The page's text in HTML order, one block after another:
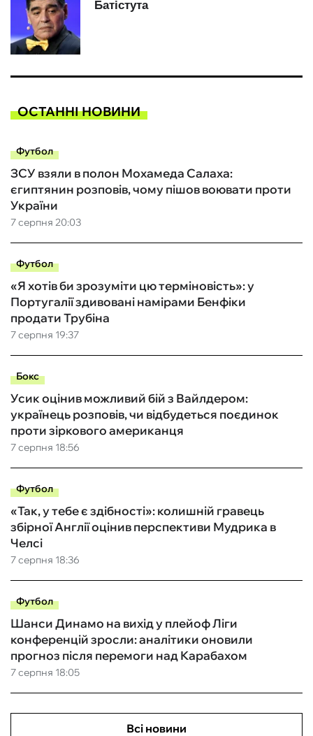
ОСТАННІ НОВИНИ
Футбол
7 серпня 20:03
ЗСУ взяли в полон Мохамеда Салаха:
єгиптянин розповів, чому пішов воювати проти
України
Футбол
7 серпня 19:37
«Я хотів би зрозуміти цю терміновість»: у
Португалії здивовані намірами Бенфіки
продати Трубіна
Бокс
7 серпня 18:56
Усик оцінив можливий бій з Вайлдером:
українець розповів, чи відбудеться поєдинок
проти зіркового американця
Футбол
7 серпня 18:36
«Так, у тебе є здібності»: колишній гравець
збірної Англії оцінив перспективи Мудрика в
Челсі
Футбол
7 серпня 18:05
Шанси Динамо на вихід у плейоф Ліги
конференцій зросли: аналітики оновили
прогноз після перемоги над Карабахом
Всі новини